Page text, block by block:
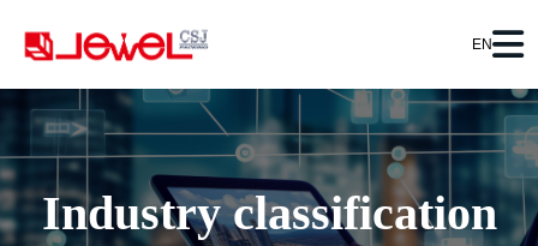
EN
Industry classification